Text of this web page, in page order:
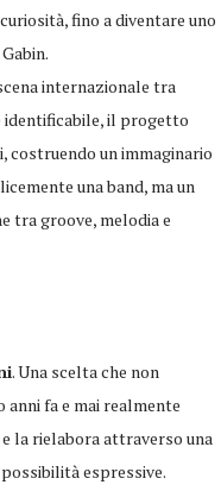
fino a diventare uno
internazionale tra
identificabile, il progetto
un immaginario
una band, ma un
tra groove, melodia e
. Una scelta che non
fa e mai realmente
la rielabora attraverso una
espressive.